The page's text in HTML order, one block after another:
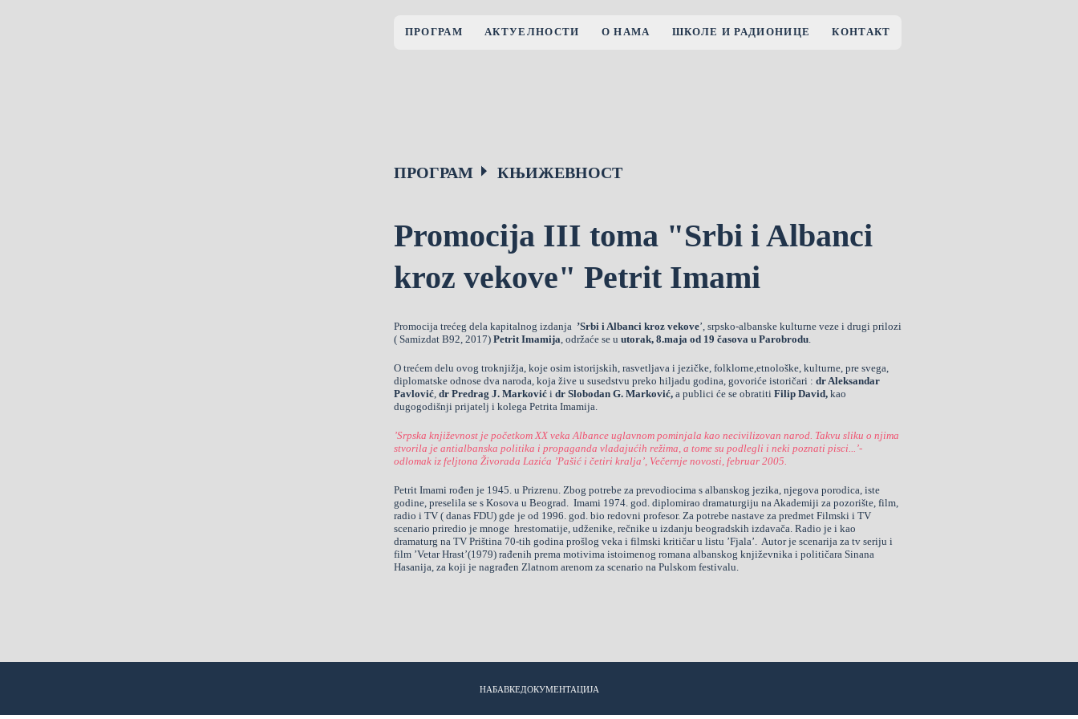
ПРОГРАМ АКТУЕЛНОСТИ О НАМА ШКОЛЕ И РАДИОНИЦЕ КОНТАКТ
ПРОГРАМ КЊИЖЕВНОСТ
Promocija III toma "Srbi i Albanci
kroz vekove" Petrit Imami
Promocija trećeg dela kapitalnog izdanja ’Srbi i Albanci kroz vekove’, srpsko-albanske kulturne veze i drugi prilozi
( Samizdat B92, 2017)Petrit Imamija , održaće se uutorak, 8.maja od 19 časova u Parobrodu
O trećem delu ovog troknjižja, koje osim istorijskih, rasvetljava i jezičke, folklorne,etnološke, kulturne, pre svega,
diplomatske odnose dva naroda, koja žive u susedstvu preko hiljadu godina, govoriće istoričari :dr Aleksandar
Pavlović ,dr Predrag J. Marković idr Slobodan G. Marković,a publici će se obratitiFilip David,kao
dugogodišnji prijatelj i kolega Petrita Imamija.
’Srpska književnost je početkom XX veka Albance uglavnom pominjala kao necivilizovan narod. Takvu sliku o njima
stvorila je antialbanska politika i propaganda vladajućih režima, a tome su podlegli i neki poznati pisci...’-
odlomak iz feljtona Živorada Lazića ’Pašić i četiri kralja’, Večernje novosti, februar 2005.
Petrit Imami rođen je 1945. u Prizrenu. Zbog potrebe za prevodiocima s albanskog jezika, njegova porodica, iste
godine, preselila se s Kosova u Beograd. Imami 1974. god. diplomirao dramaturgiju na Akademiji za pozorište, film,
radio i TV ( danas FDU) gde je od 1996. god. bio redovni profesor. Za potrebe nastave za predmet Filmski i TV
scenario priredio je mnoge hrestomatije, udženike, rečnike u izdanju beogradskih izdavača. Radio je i kao
dramaturg na TV Priština 70-tih godina prošlog veka i filmski kritičar u listu ’Fjala’. Autor je scenarija za tv seriju i
film ’Vetar Hrast’(1979) rađenih prema motivima istoimenog romana albanskog književnika i političara Sinana
Hasanija, za koji je nagrađen Zlatnom arenom za scenario na Pulskom festivalu.
НАБАВКЕДОКУМЕНТАЦИЈА